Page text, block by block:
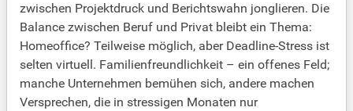
zwischen Projektdruck und Berichtswahn jonglieren. Die
Balance zwischen Beruf und Privat bleibt ein Thema:
Homeoffice? Teilweise möglich, aber Deadline-Stress ist
selten virtuell. Familienfreundlichkeit – ein offenes Feld;
manche Unternehmen bemühen sich, andere machen
Versprechen, die in stressigen Monaten nur